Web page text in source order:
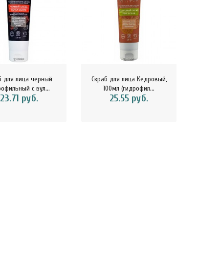
для лица черный
с вул...
23.71 руб.
Скраб для лица Кедровый,
100мл (гидрофил...
25.55 руб.